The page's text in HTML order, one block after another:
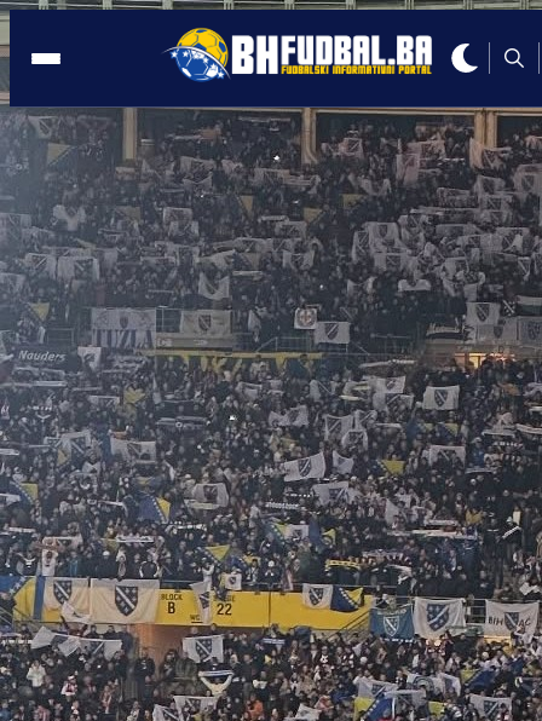
AUSTRIJA
22:25, 07.05.2026
Mladi golgeter iz dijaspore: Kličić ima
i već nezaustavljiv u napadu!
Autor:
Redakcija
22:25, 07.05.2026